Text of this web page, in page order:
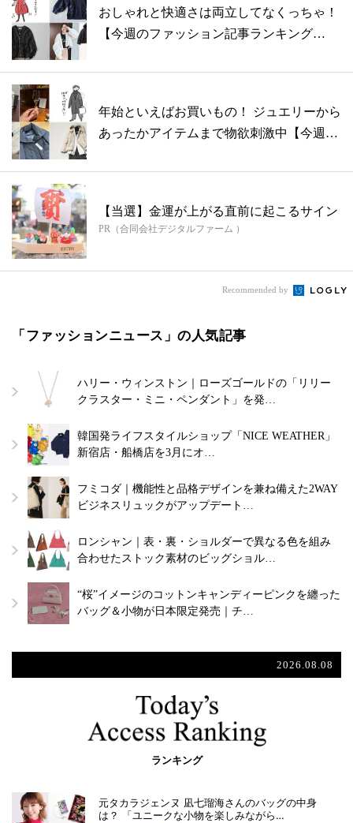
おしゃれと快適さは両立してなくっちゃ！
【今週のファッション記事ランキング
年始といえばお買いもの！ ジュエリーから
あったかアイテムまで物欲刺激中【今週の
【当選】金運が上がる直前に起こるサイン
PR（合同会社デジタルファーム ）
Recommended by
「ファッションニュース」の人気記事
ハリー・ウィンストン｜ローズゴールドの「リリー
クラスター・ミニ・ペンダント」を発…
韓国発ライフスタイルショップ「NICE WEATHER」
新宿店・船橋店を3月にオ…
フミコダ｜機能性と品格デザインを兼ね備えた2WAY
ビジネスリュックがアップデート…
ロンシャン｜表・裏・ショルダーで異なる色を組み
合わせたストック素材のビッグショル…
“桜”イメージのコットンキャンディーピンクを纏った
バッグ＆小物が日本限定発売｜チ…
2026.08.08
ランキング
元タカラジェンヌ 凪七瑠海さんのバッグの中身
は？ 「ユニークな小物を楽しみながら…